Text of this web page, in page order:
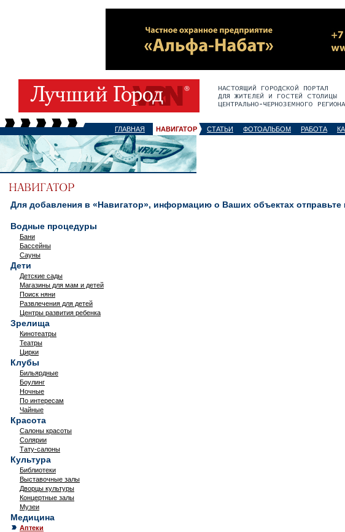
ГЛАВНАЯ НАВИГАТОР СТАТЬИ ФОТОАЛЬБОМ РАБОТА
Для добавления в «Навигатор», информацию о Ваших объектах отправьте
Водные процедуры
Бани
Бассейны
Сауны
Дети
Детские сады
Магазины для мам и детей
Поиск няни
Развлечения для детей
Центры развития ребенка
Зрелища
Кинотеатры
Театры
Цирки
Клубы
Бильярдные
Боулинг
Ночные
По интересам
Чайные
Красота
Салоны красоты
Солярии
Тату-салоны
Культура
Библиотеки
Выставочные залы
Дворцы культуры
Концертные залы
Музеи
Медицина
Аптеки